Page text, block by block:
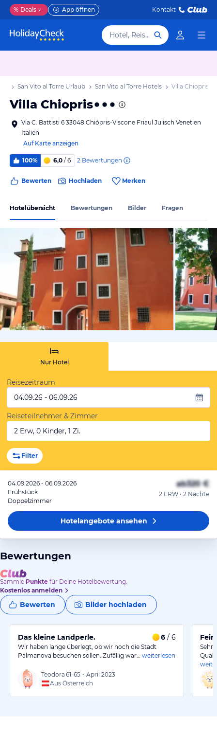
% Deals App öffnen Kontakt
Hotel, Reiseziel
San Vito al Torre Urlaub San Vito al Torre Hotels Villa Chiopris
Villa Chiopris
Via C. Battisti 6 33048 Chiópris-Viscone Friaul Julisch Venetien
Italien
Auf Karte anzeigen
100% 6,0 / 6 2 Bewertungen
Bewerten Hochladen Merken
Hotelübersicht Bewertungen Bilder Fragen
von
Nur Hotel
Reisezeitraum
04.09.26 - 06.09.26
Reiseteilnehmer & Zimmer
2 Erw, 0 Kinder, 1 Zi.
Filter
04.09.2026 - 06.09.2026
Frühstück
Doppelzimmer
ab320 €
2 ERW • 2 Nächte
Hotelangeboteansehen
Bewertungen
Sammle Punkte für Deine Hotelbewertung.
Kostenlos anmelden
Bewerten Bilder hochladen
Das kleine Landperle. 6 / 6
Wir haben lange überlegt, ob wir noch die Stadt
Palmanova besuchen sollen. Zufällig war…
weiterlesen
Teodora 61-65 • April 2023
Aus Österreich
Sehr